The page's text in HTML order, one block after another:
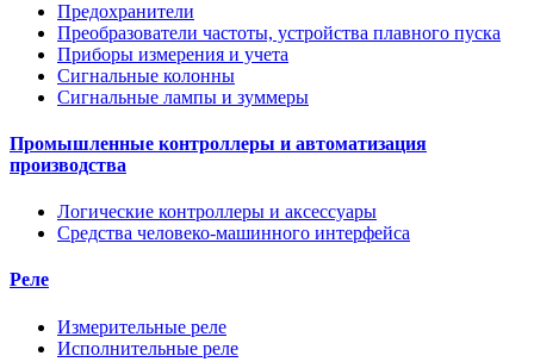
Предохранители
Преобразователи частоты, устройства плавного пуска
Приборы измерения и учета
Сигнальные колонны
Сигнальные лампы и зуммеры
Промышленные контроллеры и автоматизация
производства
Логические контроллеры и аксессуары
Средства человеко-машинного интерфейса
Реле
Измерительные реле
Исполнительные реле